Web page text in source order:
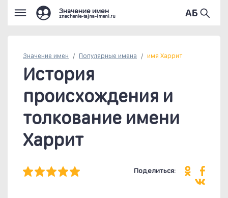
Значение имен
znachenie-tajna-imeni.ru
Значение имен Популярные имена имя Харрит
История
происхождения и
толкование имени
Харрит
Поделиться: